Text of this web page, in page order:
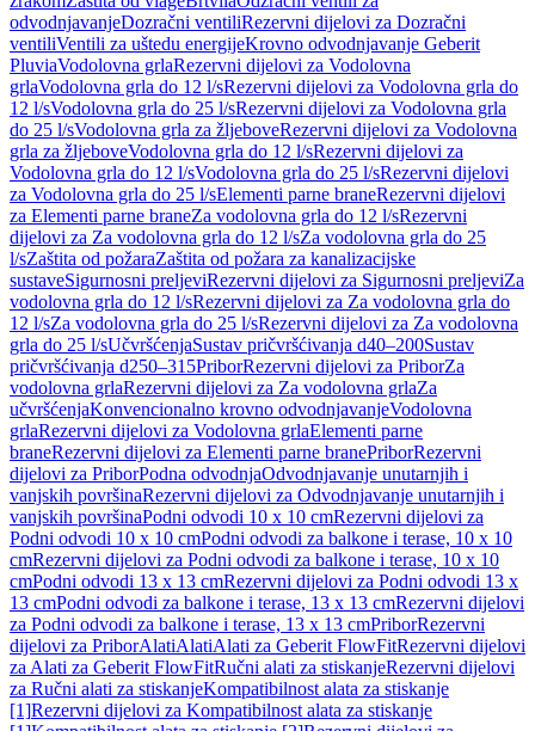
odvodnjavanjeDozračni ventiliRezervni dijelovi za Dozračni
ventiliVentili za uštedu energijeKrovno odvodnjavanje Geberit
PluviaVodolovna grlaRezervni dijelovi za Vodolovna
grlaVodolovna grla do 12 l/sRezervni dijelovi za Vodolovna grla do
12 l/sVodolovna grla do 25 l/sRezervni dijelovi za Vodolovna grla
do 25 l/sVodolovna grla za žljeboveRezervni dijelovi za Vodolovna
grla za žljeboveVodolovna grla do 12 l/sRezervni dijelovi za
Vodolovna grla do 12 l/sVodolovna grla do 25 l/sRezervni dijelovi
za Vodolovna grla do 25 l/sElementi parne braneRezervni dijelovi
za Elementi parne braneZa vodolovna grla do 12 l/sRezervni
dijelovi za Za vodolovna grla do 12 l/sZa vodolovna grla do 25
l/sZaštita od požaraZaštita od požara za kanalizacijske
sustaveSigurnosni preljeviRezervni dijelovi za Sigurnosni preljeviZa
vodolovna grla do 12 l/sRezervni dijelovi za Za vodolovna grla do
12 l/sZa vodolovna grla do 25 l/sRezervni dijelovi za Za vodolovna
grla do 25 l/sUčvršćenjaSustav pričvršćivanja d40–200Sustav
pričvršćivanja d250–315PriborRezervni dijelovi za PriborZa
vodolovna grlaRezervni dijelovi za Za vodolovna grlaZa
učvršćenjaKonvencionalno krovno odvodnjavanjeVodolovna
grlaRezervni dijelovi za Vodolovna grlaElementi parne
braneRezervni dijelovi za Elementi parne branePriborRezervni
dijelovi za PriborPodna odvodnjaOdvodnjavanje unutarnjih i
vanjskih površinaRezervni dijelovi za Odvodnjavanje unutarnjih i
vanjskih površinaPodni odvodi 10 x 10 cmRezervni dijelovi za
Podni odvodi 10 x 10 cmPodni odvodi za balkone i terase, 10 x 10
cmRezervni dijelovi za Podni odvodi za balkone i terase, 10 x 10
cmPodni odvodi 13 x 13 cmRezervni dijelovi za Podni odvodi 13 x
13 cmPodni odvodi za balkone i terase, 13 x 13 cmRezervni dijelovi
za Podni odvodi za balkone i terase, 13 x 13 cmPriborRezervni
dijelovi za PriborAlatiAlatiAlati za Geberit FlowFitRezervni dijelovi
za Alati za Geberit FlowFitRučni alati za stiskanjeRezervni dijelovi
za Ručni alati za stiskanjeKompatibilnost alata za stiskanje
[1]Rezervni dijelovi za Kompatibilnost alata za stiskanje